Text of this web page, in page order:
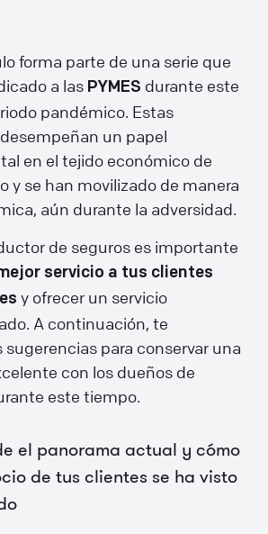
forma parte de una serie que
a las PYMES durante este
pandémico. Estas
un papel
en el tejido económico de
y se han movilizado de manera
aún durante la adversidad.
de seguros es importante
servicio a tus clientes
y ofrecer un servicio
A continuación, te
para conservar una
con los dueños de
este tiempo.
el panorama actual y cómo
de tus clientes se ha visto